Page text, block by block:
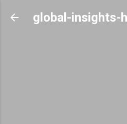
Skip to main
global-insights-